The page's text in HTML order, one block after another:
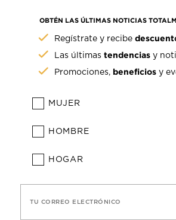
OBTÉN LAS ÚLTIMAS NOTICIAS
Regístrate y recibe
Las últimastendencias y
Promociones, beneficios y
MUJER
HOMBRE
HOGAR
TU CORREO ELECTRÓNICO